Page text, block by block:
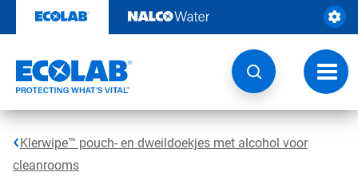
content
Klerwipe™ pouch- en dweildoekjes met alcohol voor
cleanrooms